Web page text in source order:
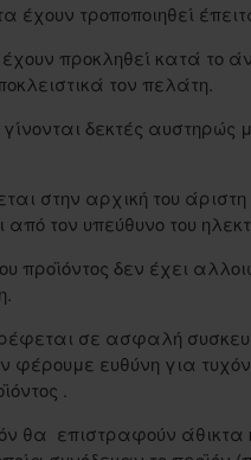
έχουν τροποποιηθεί
προκληθεί κατά το
τον πελάτη.
δεκτές αυστηρώς
στην αρχική του
από τον υπεύθυνο του
προϊόντος δεν έχει
σε ασφαλή
φέρουμε ευθύνη για
.
θα επιστραφούν